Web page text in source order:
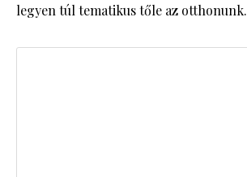
legyen túl tematikus tőle az otthonunk.